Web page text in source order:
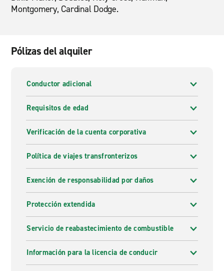
Montgomery, Cardinal Dodge.
Pólizas del alquiler
Conductor adicional
Requisitos de edad
Verificación de la cuenta corporativa
Política de viajes transfronterizos
Exención de responsabilidad por daños
Protección extendida
Servicio de reabastecimiento de combustible
Información para la licencia de conducir